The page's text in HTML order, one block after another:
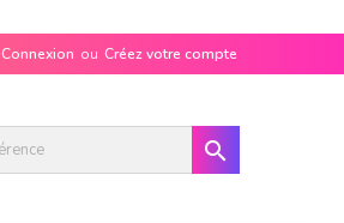
Connexion ou Créez votre compte
